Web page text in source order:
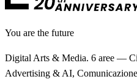
You are the future
Digital Arts & Media. 6 aree —
Advertising & AI,